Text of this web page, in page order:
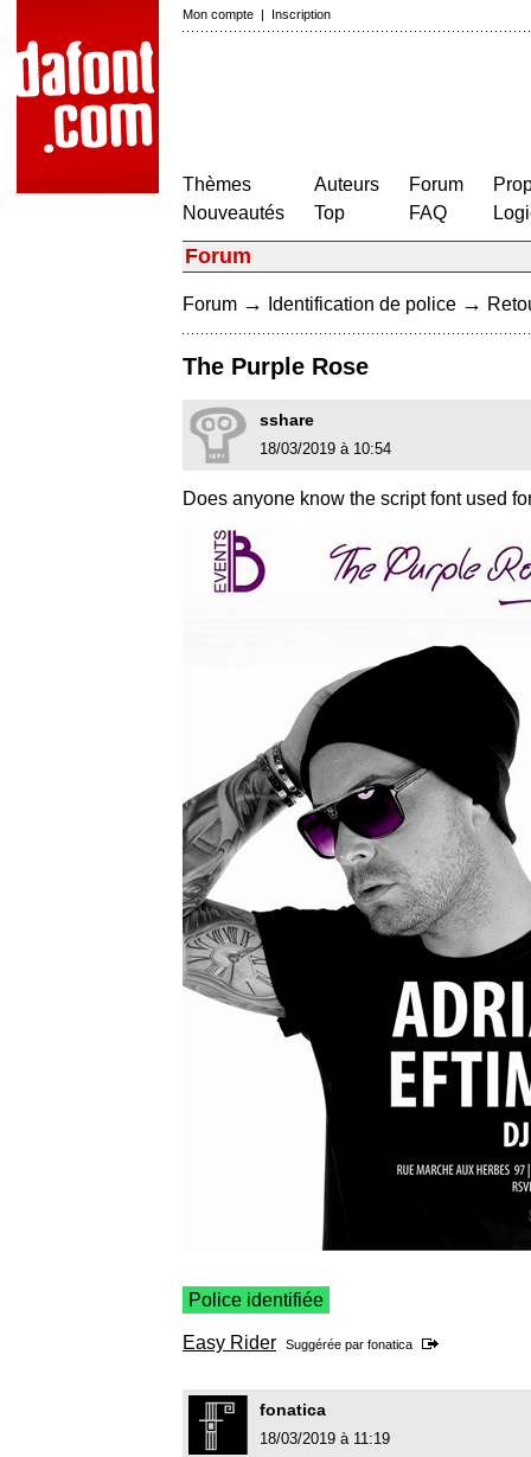
Mon compte | Inscription
Thèmes
Nouveautés
Auteurs
Top
Forum
FAQ
Forum
Forum → Identification de police →
The Purple Rose
sshare
18/03/2019 à 10:54
Does anyone know the script font used
Police identifiée
Easy Rider Suggérée par fonatica
fonatica
18/03/2019 à 11:19